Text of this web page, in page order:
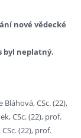
nové vědecké
byl neplatný.
CSc. (22),
CSc. (22), prof.
(22), prof.